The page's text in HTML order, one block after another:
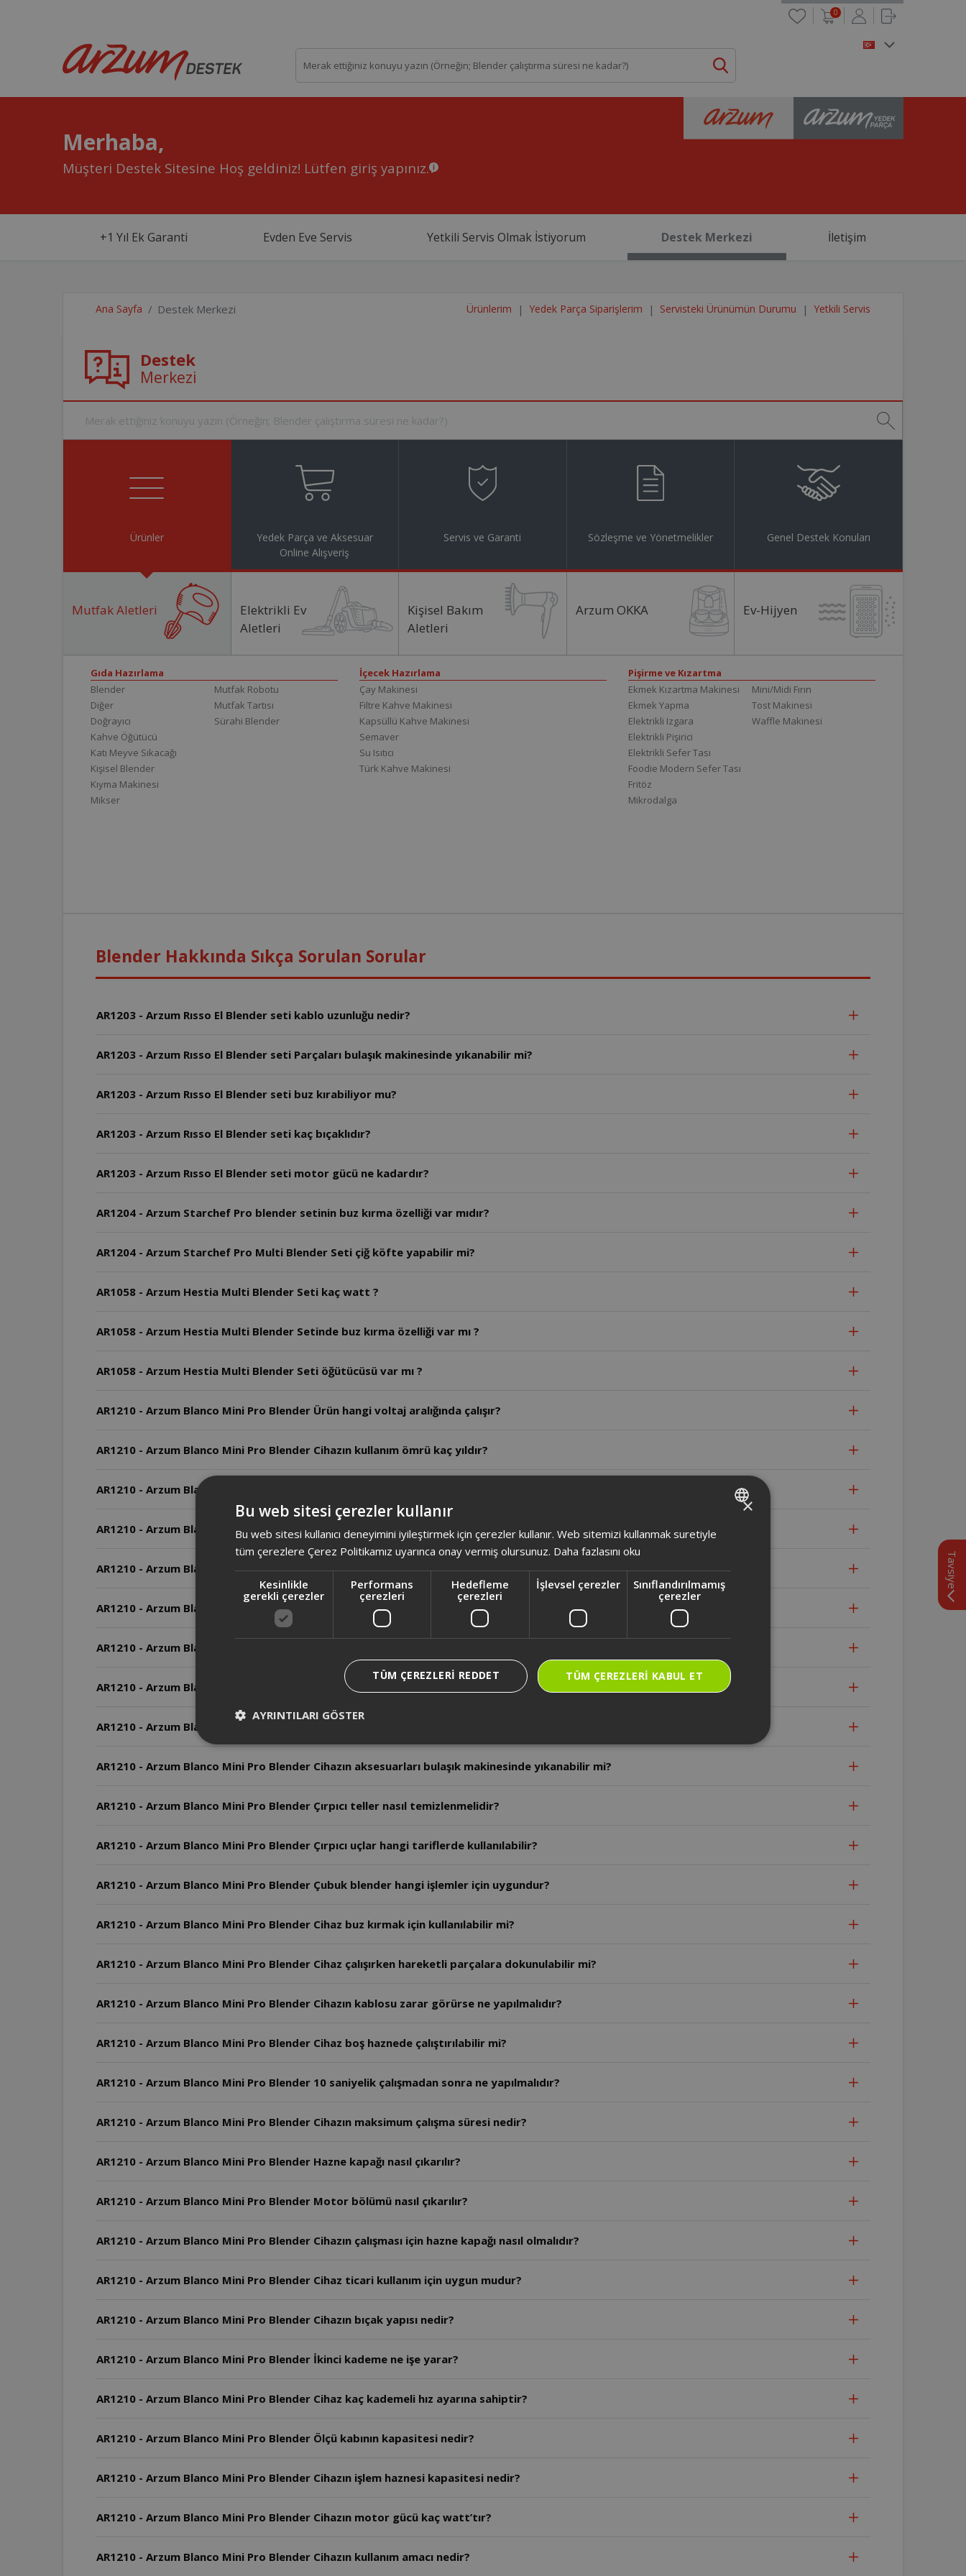
0
Merhaba,
Müşteri Destek Sitesine Hoş geldiniz! Lütfen giriş yapınız.
+1 Yıl Ek Garanti Evden Eve Servis Yetkili Servis Olmak İstiyorum Destek Merkezi İletişim
Ana Sayfa Destek Merkezi Ürünlerim Yedek Parça Siparişlerim Servisteki Ürünümün Durumu Yetkili Servis
Destek
Merkezi
Ürünler
Yedek Parça ve Aksesuar
Online Alışveriş
Servis ve Garanti Sözleşme ve Yönetmelikler Genel Destek Konuları
Mutfak Aletleri
Elektrikli Ev
Aletleri
Kişisel Bakım
Aletleri
Arzum OKKA Ev-Hijyen
Gıda Hazırlama
Blender
Diğer
Doğrayıcı
Kahve Öğütücü
Katı Meyve Sıkacağı
Kişisel Blender
Kıyma Makinesi
Mikser
Mutfak Robotu
Mutfak Tartısı
Sürahi Blender
İçecek Hazırlama
Çay Makinesi
Filtre Kahve Makinesi
Kapsüllü Kahve Makinesi
Semaver
Su Isıtıcı
Türk Kahve Makinesi
Pişirme ve Kızartma
Ekmek Kızartma Makinesi
Ekmek Yapma
Elektrikli Izgara
Elektrikli Pişirici
Elektrikli Sefer Tası
Foodie Modern Sefer Tası
Fritöz
Mikrodalga
Mini/Midi Fırın
Tost Makinesi
Waffle Makinesi
Blender Hakkında Sıkça Sorulan Sorular
AR1203 - Arzum Rısso El Blender seti kablo uzunluğu nedir?
AR1203 - Arzum Rısso El Blender seti Parçaları bulaşık makinesinde yıkanabilir mi?
AR1203 - Arzum Rısso El Blender seti buz kırabiliyor mu?
AR1203 - Arzum Rısso El Blender seti kaç bıçaklıdır?
AR1203 - Arzum Rısso El Blender seti motor gücü ne kadardır?
AR1204 - Arzum Starchef Pro blender setinin buz kırma özelliği var mıdır?
AR1204 - Arzum Starchef Pro Multi Blender Seti çiğ köfte yapabilir mi?
AR1058 - Arzum Hestia Multi Blender Seti kaç watt ?
AR1058 - Arzum Hestia Multi Blender Setinde buz kırma özelliği var mı ?
AR1058 - Arzum Hestia Multi Blender Seti öğütücüsü var mı ?
AR1210 - Arzum Blanco Mini Pro Blender Ürün hangi voltaj aralığında çalışır?
AR1210 - Arzum Blanco Mini Pro Blender Cihazın kullanım ömrü kaç yıldır?
AR1210 - Arzum Blanco Mini Pro Blender Cihaz uzun süreli çalıştırılabilir mi?
AR1210 - Arzum Blanco Mini Pro Blender Cihazın güvenlik kilidi nasıl çalışır?
AR1210 - Arzum Blanco Mini Pro Blender Soğan ve sarımsak için önerilen hız kademesi ve kapasite nedir?
AR1210 - Arzum Blanco Mini Pro Blender Meyve parçalama kapasitesi ve hız nedir?
AR1210 - Arzum Blanco Mini Pro Blender Parçalama işleminde et için önerilen kapasite ve hız nedir?
AR1210 - Arzum Blanco Mini Pro Blender Cihazın çalışması sırasında malzeme nasıl yerleştirilmelidir?
AR1210 - Arzum Blanco Mini Pro Blender Motor bölümü nasıl temizlenir?
AR1210 - Arzum Blanco Mini Pro Blender Cihazın aksesuarları bulaşık makinesinde yıkanabilir mi?
AR1210 - Arzum Blanco Mini Pro Blender Çırpıcı teller nasıl temizlenmelidir?
AR1210 - Arzum Blanco Mini Pro Blender Çırpıcı uçlar hangi tariflerde kullanılabilir?
AR1210 - Arzum Blanco Mini Pro Blender Çubuk blender hangi işlemler için uygundur?
AR1210 - Arzum Blanco Mini Pro Blender Cihaz buz kırmak için kullanılabilir mi?
AR1210 - Arzum Blanco Mini Pro Blender Cihaz çalışırken hareketli parçalara dokunulabilir mi?
AR1210 - Arzum Blanco Mini Pro Blender Cihazın kablosu zarar görürse ne yapılmalıdır?
AR1210 - Arzum Blanco Mini Pro Blender Cihaz boş haznede çalıştırılabilir mi?
AR1210 - Arzum Blanco Mini Pro Blender 10 saniyelik çalışmadan sonra ne yapılmalıdır?
AR1210 - Arzum Blanco Mini Pro Blender Cihazın maksimum çalışma süresi nedir?
AR1210 - Arzum Blanco Mini Pro Blender Hazne kapağı nasıl çıkarılır?
AR1210 - Arzum Blanco Mini Pro Blender Motor bölümü nasıl çıkarılır?
AR1210 - Arzum Blanco Mini Pro Blender Cihazın çalışması için hazne kapağı nasıl olmalıdır?
AR1210 - Arzum Blanco Mini Pro Blender Cihaz ticari kullanım için uygun mudur?
AR1210 - Arzum Blanco Mini Pro Blender Cihazın bıçak yapısı nedir?
AR1210 - Arzum Blanco Mini Pro Blender İkinci kademe ne işe yarar?
AR1210 - Arzum Blanco Mini Pro Blender Cihaz kaç kademeli hız ayarına sahiptir?
AR1210 - Arzum Blanco Mini Pro Blender Ölçü kabının kapasitesi nedir?
AR1210 - Arzum Blanco Mini Pro Blender Cihazın işlem haznesi kapasitesi nedir?
AR1210 - Arzum Blanco Mini Pro Blender Cihazın motor gücü kaç watt’tır?
AR1210 - Arzum Blanco Mini Pro Blender Cihazın kullanım amacı nedir?
Tavsiye
TURKISH
×
Bu web sitesi çerezler kullanır
Bu web sitesi kullanıcı deneyimini iyileştirmek için çerezler kullanır. Web sitemizi kullanmak suretiyle
tüm çerezlere Çerez Politikamız uyarınca onay vermiş olursunuz. Daha fazlasını oku
Kesinlikle
gerekli çerezler
Performans
çerezleri
Hedefleme
çerezleri
İşlevsel çerezler
Sınıflandırılmamış
çerezler
TÜM ÇEREZLERI KABUL ET
TÜM ÇEREZLERI REDDET
AYRINTILARI GÖSTER